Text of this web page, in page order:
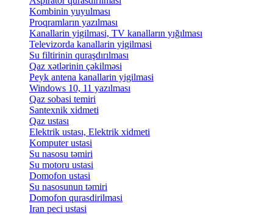
Kombinin yuyulması
Proqramların yazılması
Kanallarin yigilmasi, TV kanalların yığılması
Televizorda kanallarin yigilmasi
Su filtirinin quraşdırılması
Qaz xətlərinin çəkilməsi
Peyk antena kanallarin yigilmasi
Windows 10, 11 yazılması
Qaz sobasi temiri
Santexnik xidmeti
Qaz ustası
Elektrik ustası, Elektrik xidmeti
Komputer ustasi
Su nasosu təmiri
Su motoru ustasi
Domofon ustasi
Su nasosunun təmiri
Domofon qurasdirilmasi
Iran peci ustasi